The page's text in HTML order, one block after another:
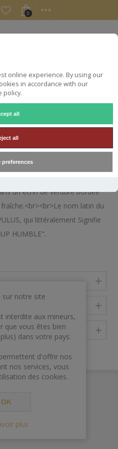
online experience. By using our
in accordance with our
policy.
all
all
preferences
0
l'enceinte d'une magnifique
partie du patrimoine de
un écrin de verdure bordée
nom latin du
qui littéralement Signifie
HUMBLE".
sur notre site
interdite aux mineurs,
que vous êtes bien
dans votre pays.
d'offrir nos
nos services, vous
des cookies.
OK
plus